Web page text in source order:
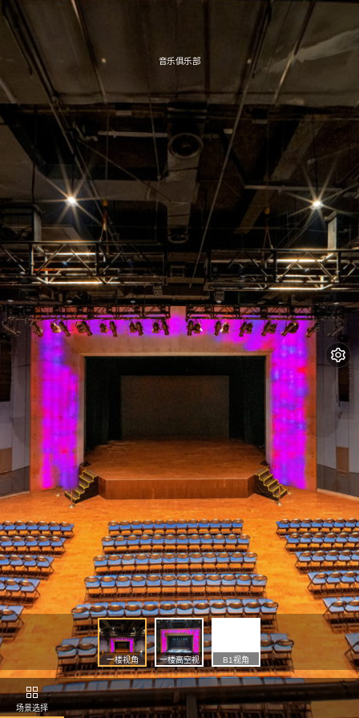
场景选择
一楼视角
一楼高空视
角
B1视角
音乐俱乐部